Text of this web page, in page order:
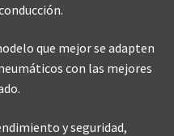
que mejor se adapten
con las mejores
y seguridad,